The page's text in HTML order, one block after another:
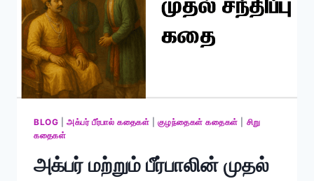
BLOG |அக்பர் பீர்பால் கதைகள் |குழந்தைகள் கதைகள்
சிறு
கதைகள்
அக்பர் மற்றும் பீர்பாலின் முதல்